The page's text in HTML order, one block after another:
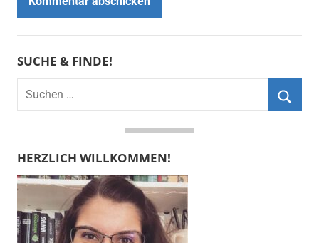
SUCHE & FINDE!
Suchen
nach:
HERZLICH WILLKOMMEN!